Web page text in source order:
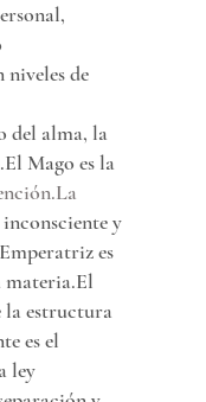
de
del alma, la
Mago es la
y
Emperatriz es
materia.El
la estructura
es el
ley